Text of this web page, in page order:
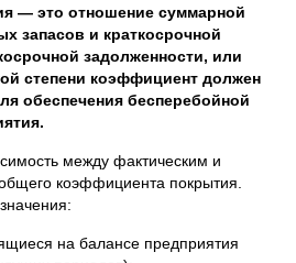
— это отношение суммарной
запасов и краткосрочной
задолженности, или
степени коэффициент должен
обеспечения бесперебойной
между фактическим и
коэффициента покрытия.
на балансе предприятия